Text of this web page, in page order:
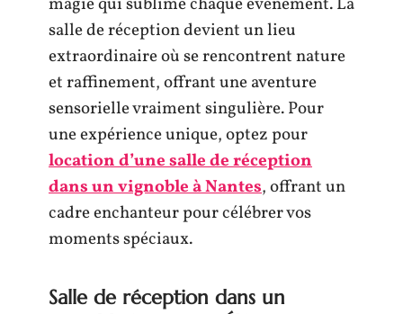
salle de réception devient un lieu
extraordinaire où se rencontrent nature
et raffinement, offrant une aventure
sensorielle vraiment singulière. Pour
une expérience unique, optez pour
location d’une salle de réception
dans un vignoble à Nantes, offrant un
cadre enchanteur pour célébrer vos
moments spéciaux.
Salle de réception dans un